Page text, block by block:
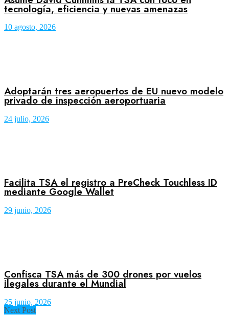
tecnología, eficiencia y nuevas amenazas
10 agosto, 2026
Adoptarán tres aeropuertos de EU nuevo modelo
privado de inspección aeroportuaria
24 julio, 2026
Facilita TSA el registro a PreCheck Touchless ID
mediante Google Wallet
29 junio, 2026
Confisca TSA más de 300 drones por vuelos
ilegales durante el Mundial
25 junio, 2026
Next Post